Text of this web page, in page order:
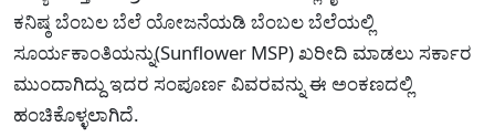
ಕನಿಷ್ಠ ಬೆಂಬಲ ಬೆಲೆ ಯೋಜನೆಯಡಿ ಬೆಂಬಲ ಬೆಲೆಯಲ್ಲಿ
ಸೂರ್ಯಕಾಂತಿಯನ್ನು(Sunflower MSP) ಖರೀದಿ ಮಾಡಲು ಸರ್ಕಾರ
ಮುಂದಾಗಿದ್ದು ಇದರ ಸಂಪೂರ್ಣ ವಿವರವನ್ನು ಈ ಅಂಕಣದಲ್ಲಿ
ಹಂಚಿಕೊಳ್ಳಲಾಗಿದೆ.